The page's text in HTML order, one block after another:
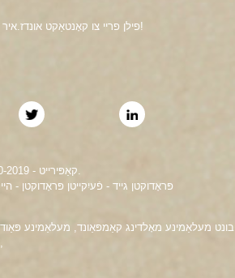
פילן פריי צו קאָנטאַקט אונדז.איר זוכט פאָרויס צו דיין אָנפרעג!
פּראָדוקטן גייד- פֿעיִקייטן פּראָדוקטן -
בונט מעלאַמינע מאָלדינג קאַמפּאַונד מעלאַמינע פּאַודער